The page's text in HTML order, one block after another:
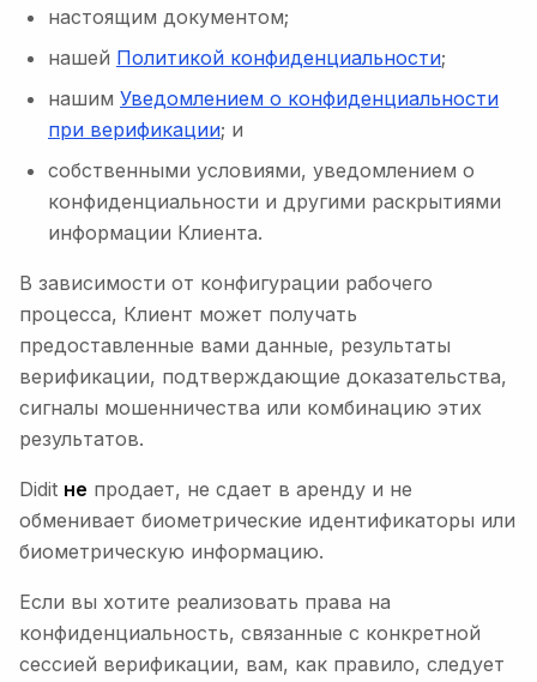
настоящим документом;
нашей Политикой конфиденциальности;
нашим Уведомлением о конфиденциальности
при верификации; и
собственными условиями, уведомлением о
конфиденциальности и другими раскрытиями
информации Клиента.
В зависимости от конфигурации рабочего
процесса, Клиент может получать
предоставленные вами данные, результаты
верификации, подтверждающие доказательства,
сигналы мошенничества или комбинацию этих
результатов.
Didit не продает, не сдает в аренду и не
обменивает биометрические идентификаторы или
биометрическую информацию.
Если вы хотите реализовать права на
конфиденциальность, связанные с конкретной
сессией верификации, вам, как правило, следует